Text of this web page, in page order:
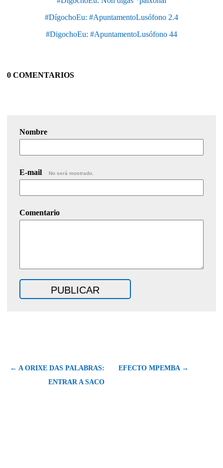
#DígochoEu: #ApuntamentoLusófono 2.4
#DigochoEu: #ApuntamentoLusófono 44
0 COMENTARIOS
Nombre
E-mail No será mostrado.
Comentario
← A ORIXE DAS PALABRAS:
ENTRAR A SACO
EFECTO MPEMBA →